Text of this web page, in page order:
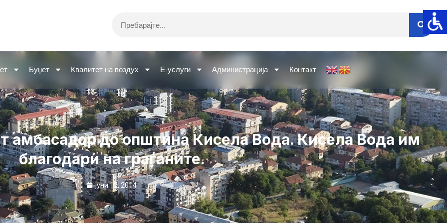
Буџет Квалитет на воздух Е-услуги Администрација Контакт
амбасадор до општина Кисела Вода. Кисела Вода им
благодари на граѓаните.
јуни 12, 2014